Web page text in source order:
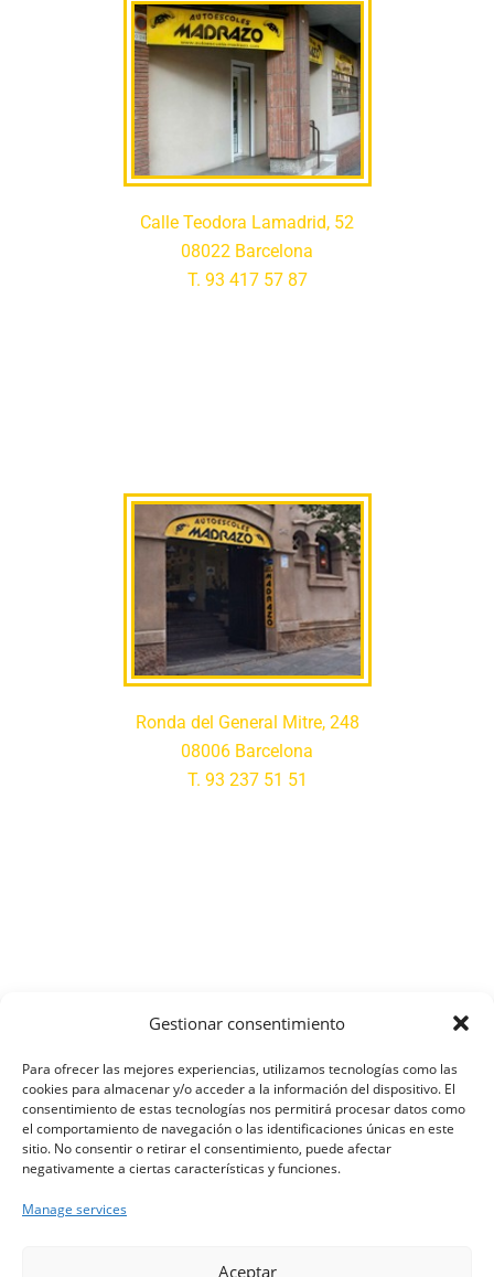
Gestionar consentimiento
Para ofrecer las mejores experiencias, utilizamos tecnologías como las
cookies para almacenar y/o acceder a la información del dispositivo. El
consentimiento de estas tecnologías nos permitirá procesar datos como
el comportamiento de navegación o las identificaciones únicas en este
sitio. No consentir o retirar el consentimiento, puede afectar
negativamente a ciertas características y funciones.
Manage services
Aceptar
Calle Teodora Lamadrid, 52
08022 Barcelona
T. 93 417 57 87
Ronda del General Mitre, 248
08006 Barcelona
T. 93 237 51 51